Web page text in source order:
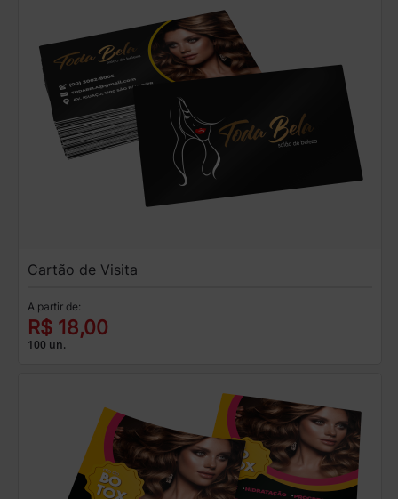
Cartão de Visita
A partir de:
R$ 18,00
100 un.